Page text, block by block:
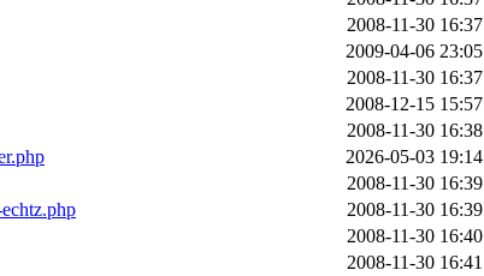
2008-11-30 16:37
2009-04-06 23:05
2008-11-30 16:37
2008-12-15 15:57
2008-11-30 16:38
2026-05-03 19:14
2008-11-30 16:39
2008-11-30 16:39
2008-11-30 16:40
2008-11-30 16:41